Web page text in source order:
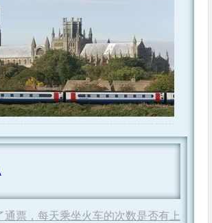
通票，每天乘坐火车的次数是否有上